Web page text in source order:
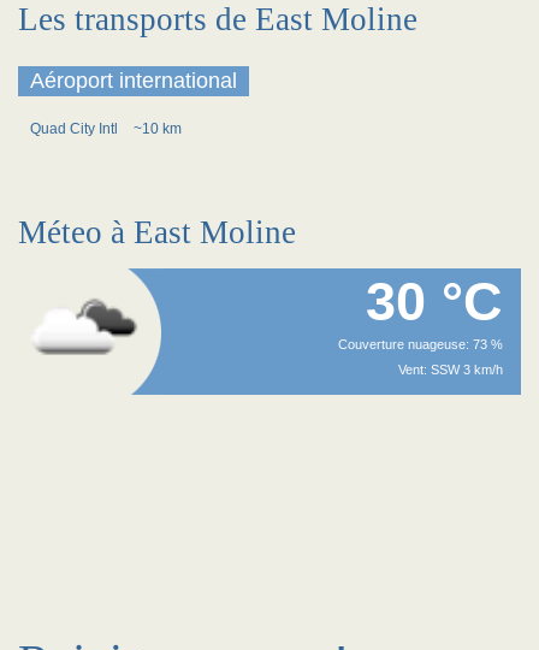
Les transports de East Moline
Aéroport international
Quad City Intl ~10 km
Méteo à East Moline
30 °C
Couverture nuageuse: 73 %
Vent: SSW 3 km/h